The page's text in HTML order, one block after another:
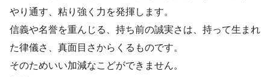
やり通す、粘り強く力を発揮します。
信義や名誉を重んじる、持ち前の誠実さは、持って生まれ
た律儀さ、真面目さからくるものです。
そのためいい加減なこどができません。